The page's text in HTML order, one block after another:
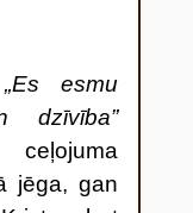
„Es esmu
dzīvība”
jēga, gan